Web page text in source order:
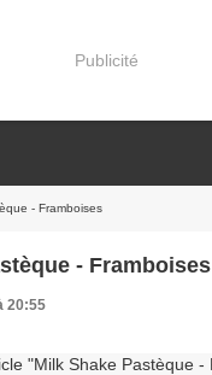
Publicité
- Framboises
- Framboises
20:55